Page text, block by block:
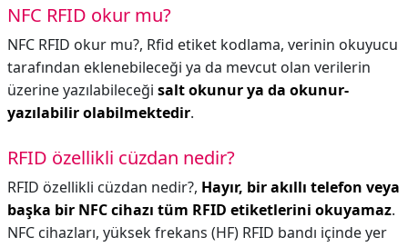
NFC RFID okur mu?
NFC RFID okur mu?, Rfid etiket kodlama, verinin okuyucu
tarafından eklenebileceği ya da mevcut olan verilerin
üzerine yazılabileceği salt okunur ya da okunur-
yazılabilir olabilmektedir.
RFID özellikli cüzdan nedir?
RFID özellikli cüzdan nedir?, Hayır, bir akıllı telefon veya
başka bir NFC cihazı tüm RFID etiketlerini okuyamaz.
NFC cihazları, yüksek frekans (HF) RFID bandı içinde yer